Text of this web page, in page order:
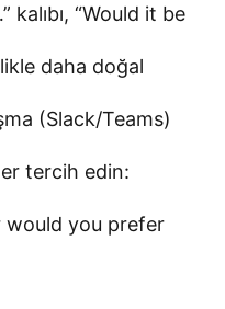
“Would it be
daha doğal
(Slack/Teams)
tercih edin:
would you prefer